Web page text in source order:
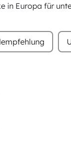
in Europa für